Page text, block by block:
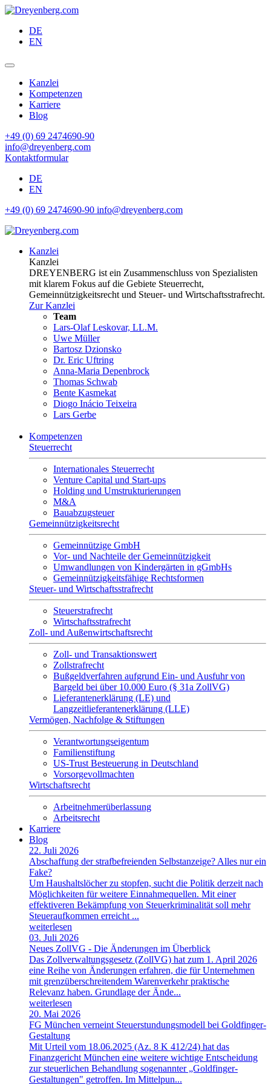
DE
EN
Kanzlei
Kompetenzen
Karriere
Blog
+49 (0) 69 2474690-90
info@dreyenberg.com
Kontaktformular
DE
EN
+49 (0) 69 2474690-90 info@dreyenberg.com
Kanzlei
Kanzlei
DREYENBERG ist ein Zusammenschluss von Spezialisten
mit klarem Fokus auf die Gebiete Steuerrecht,
Gemeinnützigkeitsrecht und Steuer- und Wirtschaftsstrafrecht.
Zur Kanzlei
Team
Lars-Olaf Leskovar, LL.M.
Uwe Müller
Bartosz Dzionsko
Dr. Eric Uftring
Anna-Maria Depenbrock
Thomas Schwab
Bente Kasmekat
Diogo Inácio Teixeira
Lars Gerbe
Kompetenzen
Steuerrecht
Internationales Steuerrecht
Venture Capital und Start-ups
Holding und Umstrukturierungen
M&A
Bauabzugsteuer
Gemeinnützigkeitsrecht
Gemeinnützige GmbH
Vor- und Nachteile der Gemeinnützigkeit
Umwandlungen von Kindergärten in gGmbHs
Gemeinnützigkeitsfähige Rechtsformen
Steuer- und Wirtschaftsstrafrecht
Steuerstrafrecht
Wirtschaftsstrafrecht
Zoll- und Außenwirtschaftsrecht
Zoll- und Transaktionswert
Zollstrafrecht
Bußgeldverfahren aufgrund Ein- und Ausfuhr von
Bargeld bei über 10.000 Euro (§ 31a ZollVG)
Lieferantenerklärung (LE) und
Langzeitlieferantenerklärung (LLE)
Vermögen, Nachfolge & Stiftungen
Verantwortungseigentum
Familienstiftung
US-Trust Besteuerung in Deutschland
Vorsorgevollmachten
Wirtschaftsrecht
Arbeitnehmerüberlassung
Arbeitsrecht
Karriere
Blog
22. Juli 2026
Abschaffung der strafbefreienden Selbstanzeige? Alles nur ein
Fake?
Um Haushaltslöcher zu stopfen, sucht die Politik derzeit nach
Möglichkeiten für weitere Einnahmequellen. Mit einer
effektiveren Bekämpfung von Steuerkriminalität soll mehr
Steueraufkommen erreicht ...
weiterlesen
03. Juli 2026
Neues ZollVG - Die Änderungen im Überblick
Das Zollverwaltungsgesetz (ZollVG) hat zum 1. April 2026
eine Reihe von Änderungen erfahren, die für Unternehmen
mit grenzüberschreitendem Warenverkehr praktische
Relevanz haben. Grundlage der Ände...
weiterlesen
20. Mai 2026
FG München verneint Steuerstundungsmodell bei Goldfinger-
Gestaltung
Mit Urteil vom 18.06.2025 (Az. 8 K 412/24) hat das
Finanzgericht München eine weitere wichtige Entscheidung
zur steuerlichen Behandlung sogenannter „Goldfinger-
Gestaltungen" getroffen. Im Mittelpun...